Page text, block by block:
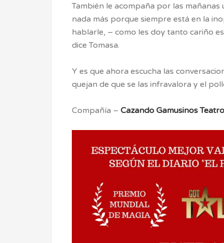
También le acompaña por las
nada más porque siempre está en la
hablarle, – como les doy tanto cariño
dice Tomasa.
Y es que ahora escucha las
quejan de que se las infravalora y el
Compañía – Cazando Gamusinos Teatro